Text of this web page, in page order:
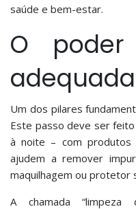
saúde e bem-estar.
O
adequada
Um dos pilares
Este passo deve ser
à noite – com
ajudem a remover
maquilhagem ou protetor
A chamada